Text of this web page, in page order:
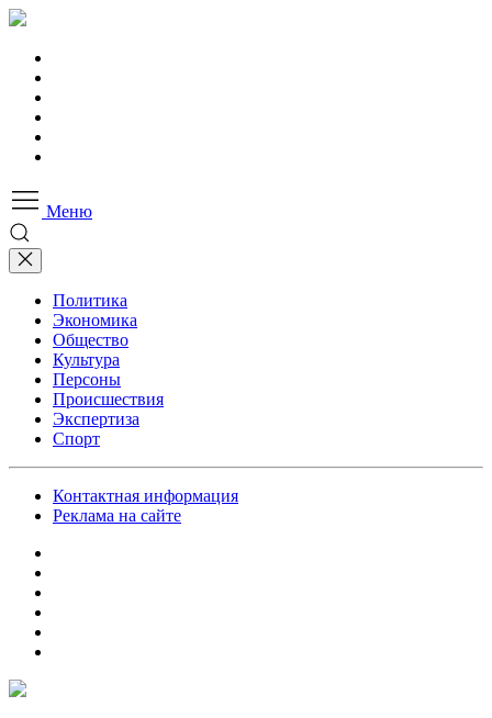
Меню
Политика
Экономика
Общество
Культура
Персоны
Происшествия
Экспертиза
Спорт
Контактная информация
Реклама на сайте